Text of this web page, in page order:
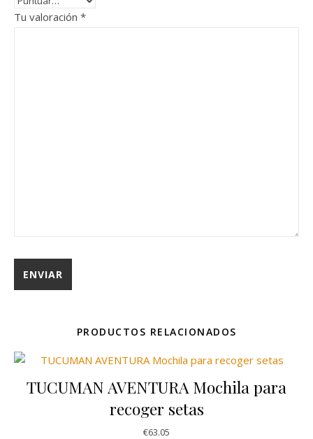
Tu valoración *
PRODUCTOS RELACIONADOS
TUCUMAN AVENTURA Mochila para
recoger setas
€63.05